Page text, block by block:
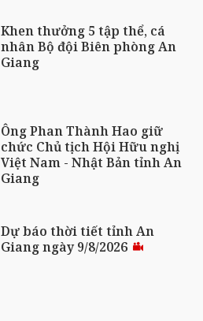
Khen thưởng 5 tập thể, cá
nhân Bộ đội Biên phòng An
Giang
Ông Phan Thành Hao giữ
chức Chủ tịch Hội Hữu nghị
Việt Nam - Nhật Bản tỉnh An
Giang
Dự báo thời tiết tỉnh An
Giang ngày 9/8/2026